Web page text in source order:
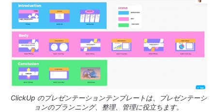
ClickUp のプレゼンテーションテンプレートは、プレゼンテーシ
ョンのプランニング、整理、管理に役立ちます。